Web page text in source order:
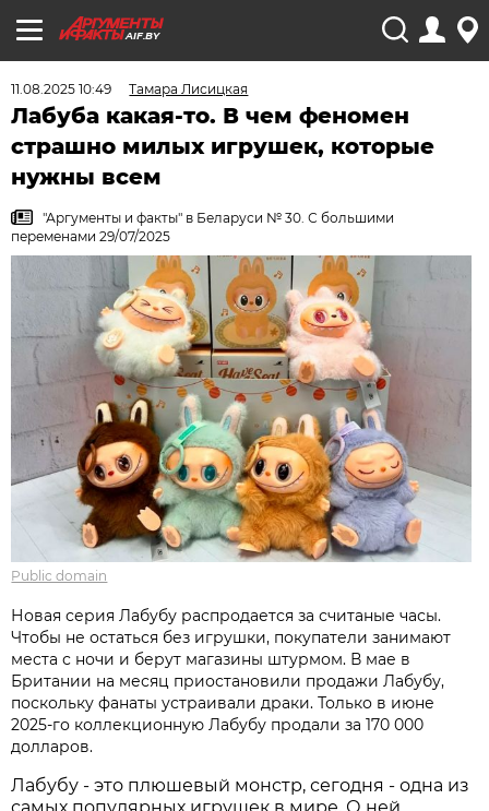
AIF.BY
11.08.2025 10:49 Тамара Лисицкая
Лабуба какая-то. В чем феномен
страшно милых игрушек, которые
нужны всем
"Аргументы и факты" в Беларуси № 30. С большими
переменами 29/07/2025
Public domain
Новая серия Лабубу распродается за считаные часы.
Чтобы не остаться без игрушки, покупатели занимают
места с ночи и берут магазины штурмом. В мае в
Британии на месяц приостановили продажи Лабубу,
поскольку фанаты устраивали драки. Только в июне
2025-го коллекционную Лабубу продали за 170 000
долларов.
Лабубу - это плюшевый монстр, сегодня - одна из